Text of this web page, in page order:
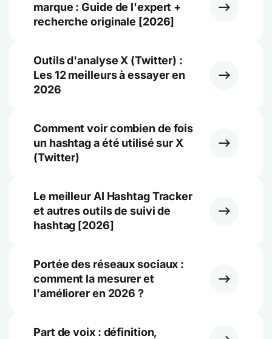
marque : Guide de l'expert +
recherche originale [2026]
Outils d'analyse X (Twitter) :
Les 12 meilleurs à essayer en
2026
Comment voir combien de fois
un hashtag a été utilisé sur X
(Twitter)
Le meilleur AI Hashtag Tracker
et autres outils de suivi de
hashtag [2026]
Portée des réseaux sociaux :
comment la mesurer et
l'améliorer en 2026 ?
Part de voix : définition,